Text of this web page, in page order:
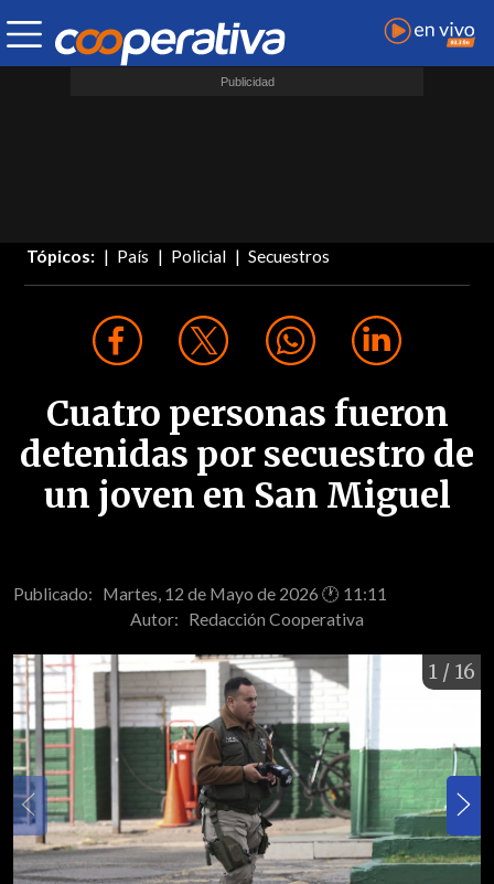
Tópicos: País Policial Secuestros
Cuatro personas fueron
detenidas por secuestro de
un joven en San Miguel
Publicado: Martes, 12 de Mayo de 2026 🕐 11:11
Autor: Redacción Cooperativa
1 / 16